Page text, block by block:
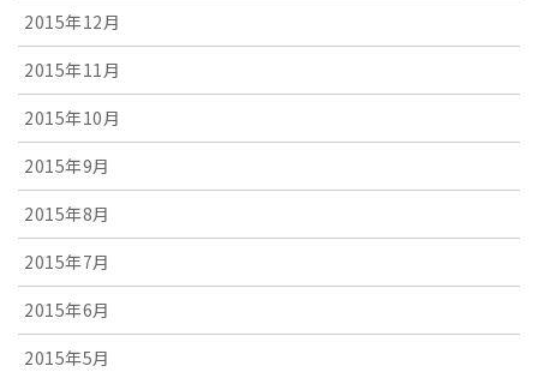
2015年12月
2015年11月
2015年10月
2015年9月
2015年8月
2015年7月
2015年6月
2015年5月